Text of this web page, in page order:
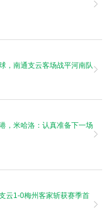
，南通支云客场战平河南队
，米哈洛：认真准备下一场
云1-0梅州客家斩获赛季首